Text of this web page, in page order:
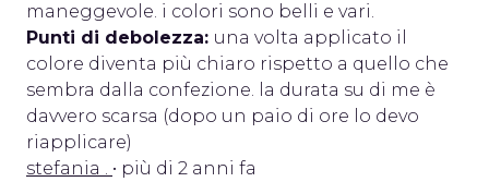
maneggevole. i colori sono belli e vari.
Punti di debolezza: una volta applicato il
colore diventa più chiaro rispetto a quello che
sembra dalla confezione. la durata su di me è
davvero scarsa (dopo un paio di ore lo devo
riapplicare)
stefania . • più di 2 anni fa